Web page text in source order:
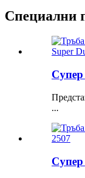
Специални
Супер
...
Супер